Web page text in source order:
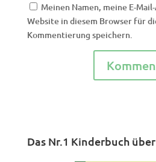
Meinen Namen, meine E-
Website in diesem Browser für
Kommentierung speichern.
Das Nr.1 Kinderbuch